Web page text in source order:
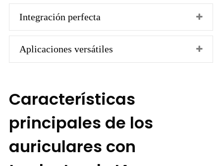
Integración perfecta
Aplicaciones versátiles
Características
principales de los
auriculares con